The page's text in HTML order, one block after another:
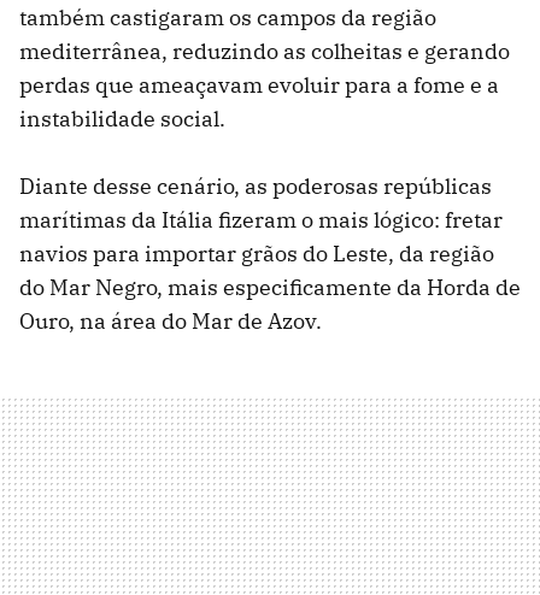
também castigaram os campos da região
mediterrânea, reduzindo as colheitas e gerando
perdas que ameaçavam evoluir para a fome e a
instabilidade social.
Diante desse cenário, as poderosas repúblicas
marítimas da Itália fizeram o mais lógico: fretar
navios para importar grãos do Leste, da região
do Mar Negro, mais especificamente da Horda de
Ouro, na área do Mar de Azov.